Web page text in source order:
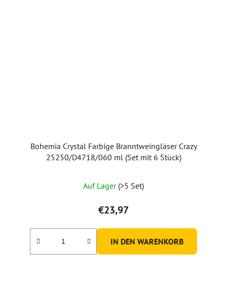
Bohemia Crystal Farbige Branntweingläser Crazy
25250/D4718/060 ml (Set mit 6 Stück)
Auf Lager (>5 Set)
€23,97
IN DEN WARENKORB